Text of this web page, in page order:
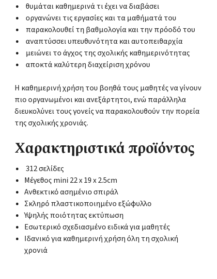
θυμάται καθημερινά τι έχει να διαβάσει
οργανώνει τις εργασίες και τα μαθήματά του
παρακολουθεί τη βαθμολογία και την πρόοδό του
αναπτύσσει υπευθυνότητα και αυτοπειθαρχία
μειώνει το άγχος της σχολικής καθημερινότητας
αποκτά καλύτερη διαχείριση χρόνου
Η καθημερινή χρήση του βοηθά τους μαθητές να γίνουν
πιο οργανωμένοι και ανεξάρτητοι, ενώ παράλληλα
διευκολύνει τους γονείς να παρακολουθούν την πορεία
της σχολικής χρονιάς.
Χαρακτηριστικά προϊόντος
312 σελίδες
Μέγεθος mini 22 x 19 x 2.5cm
Ανθεκτικό ασημένιο σπιράλ
Σκληρό πλαστικοποιημένο εξώφυλλο
Υψηλής ποιότητας εκτύπωση
Εσωτερικό σχεδιασμένο ειδικά για μαθητές
Ιδανικό για καθημερινή χρήση όλη τη σχολική
χρονιά